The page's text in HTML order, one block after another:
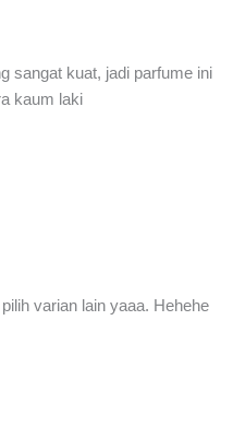
sangat kuat, jadi parfume ini
kaum laki
varian lain yaaa. Hehehe